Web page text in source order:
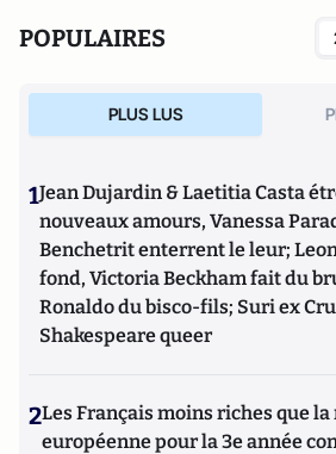
POPULAIRES
PLUS LUS
1Jean Dujardin & Laetitia Casta
nouveaux amours, Vanessa
Benchetrit enterrent le leur;
fond, Victoria Beckham fait du
Ronaldo du bisco-fils; Suri ex
Shakespeare queer
2Les Français moins riches que
européenne pour la 3e année